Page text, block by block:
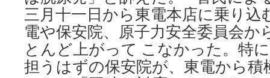
三月十一日から東電本店に乗り込
電や保安院、原子力安全委員会か
とんど上がって こなかった。特
担うはずの保安院が、東電から